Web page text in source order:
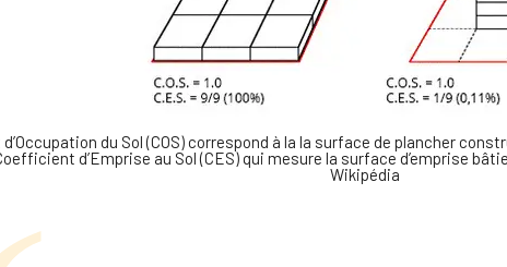
du Sol (COS) correspond à la la surface de plancher
d’Emprise au Sol (CES) qui mesure la surface d’emprise
Wikipédia